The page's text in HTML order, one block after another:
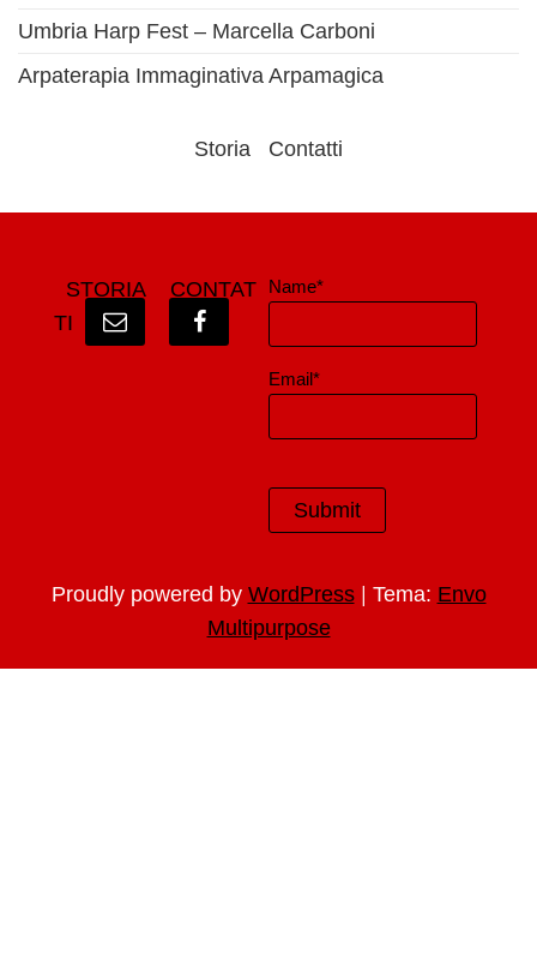
Umbria Harp Fest – Marcella Carboni
Arpaterapia Immaginativa Arpamagica
Storia Contatti
STORIA
CONTAT
TI
Name*
Email*
Proudly powered by WordPress | Tema: Envo
Multipurpose